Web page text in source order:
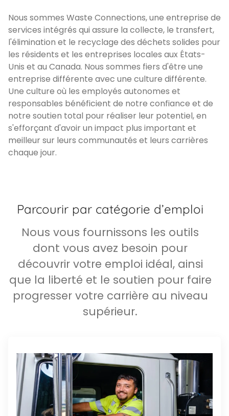
Nous sommes Waste Connections, une entreprise de
services intégrés qui assure la collecte, le transfert,
l'élimination et le recyclage des déchets solides pour
les résidents et les entreprises locales aux États-
Unis et au Canada. Nous sommes fiers d'être une
entreprise différente avec une culture différente.
Une culture où les employés autonomes et
responsables bénéficient de notre confiance et de
notre soutien total pour réaliser leur potentiel, en
s'efforçant d'avoir un impact plus important et
meilleur sur leurs communautés et leurs carrières
chaque jour.
Parcourir par catégorie d’emploi
Nous vous fournissons les outils
dont vous avez besoin pour
découvrir votre emploi idéal, ainsi
que la liberté et le soutien pour faire
progresser votre carrière au niveau
supérieur.